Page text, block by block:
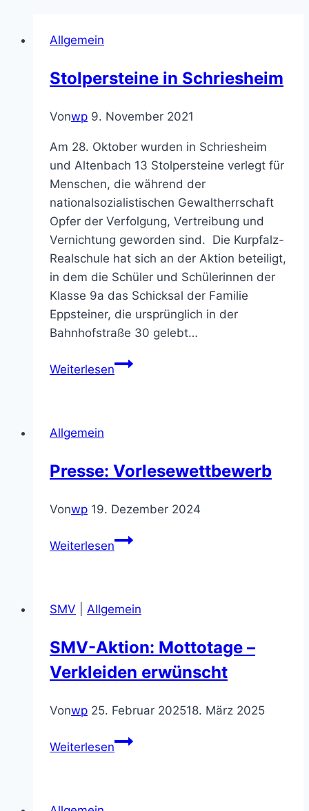
Allgemein
Stolpersteine in Schriesheim
Vonwp 9. November 2021
Am 28. Oktober wurden in Schriesheim
und Altenbach 13 Stolpersteine verlegt für
Menschen, die während der
nationalsozialistischen Gewaltherrschaft
Opfer der Verfolgung, Vertreibung und
Vernichtung geworden sind. Die Kurpfalz-
Realschule hat sich an der Aktion beteiligt,
in dem die Schüler und Schülerinnen der
Klasse 9a das Schicksal der Familie
Eppsteiner, die ursprünglich in der
Bahnhofstraße 30 gelebt…
WeiterlesenStolpersteine
Allgemein
Presse: Vorlesewettbewerb
Vonwp 19. Dezember 2024
WeiterlesenPresse:
SMV Allgemein
SMV-Aktion: Mottotage –
Verkleiden erwünscht
Vonwp 25. Februar 202518. März 2025
WeiterlesenSMV-